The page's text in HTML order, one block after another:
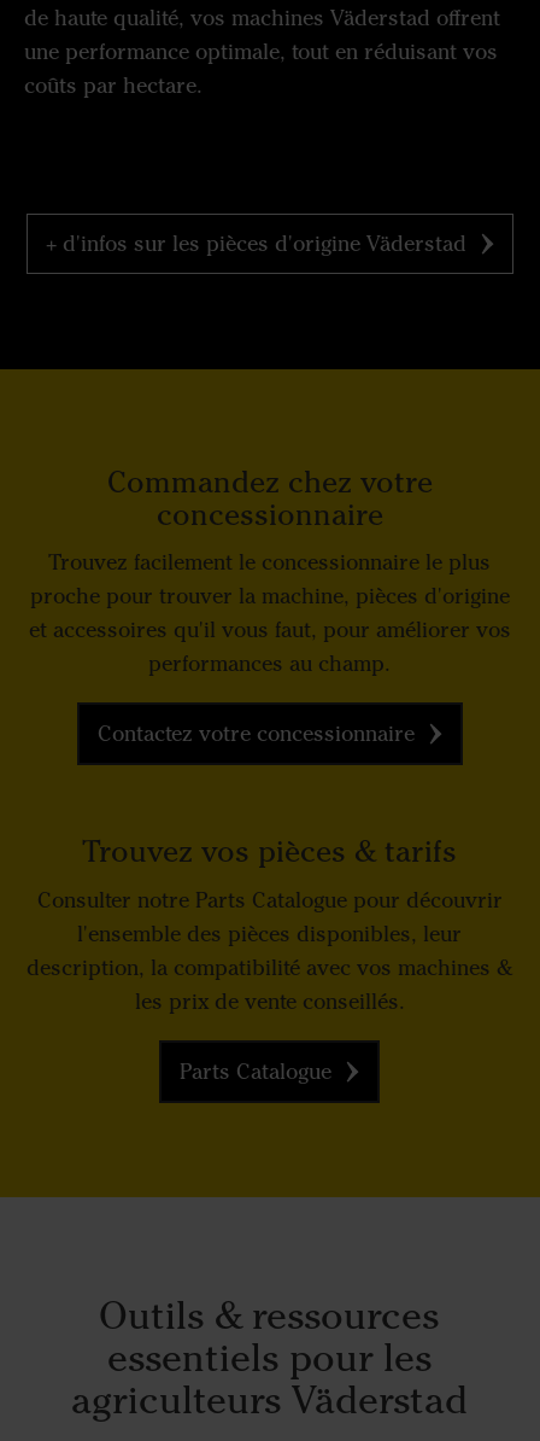
de haute qualité, vos machines Väderstad offrent
une performance optimale, tout en réduisant vos
coûts par hectare.
+ d'infos sur les pièces d'origine Väderstad
Commandez chez votre
concessionnaire
Trouvez facilement le concessionnaire le plus
proche pour trouver la machine, pièces d'origine
et accessoires qu'il vous faut, pour améliorer vos
performances au champ.
Contactez votre concessionnaire
Trouvez vos pièces & tarifs
Consulter notre Parts Catalogue pour découvrir
l'ensemble des pièces disponibles, leur
description, la compatibilité avec vos machines &
les prix de vente conseillés.
Parts Catalogue
Outils & ressources
essentiels pour les
agriculteurs Väderstad